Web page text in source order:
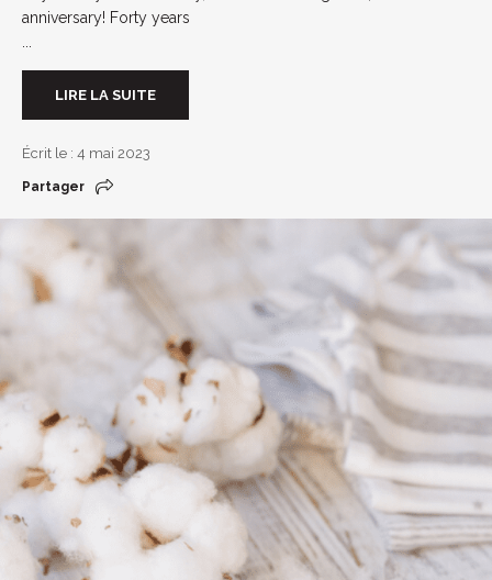
anniversary! Forty years
LIRE LA SUITE
Écrit le : 4 mai 2023
Partager